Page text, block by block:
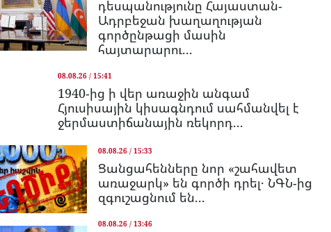
դեսպանությունը Հայաստան-
Ադրբեջան խաղաղության
գործընթացի մասին
հայտարարու...
08.08.26 / 15:41
1940-ից ի վեր առաջին անգամ
Հյուսիսային կիսագնդում սահմանվել է
ջերմաստիճանային ռեկորդ...
08.08.26 / 15:33
Ցանցահենները նոր «շահավետ
առաջարկ» են գործի դրել․ ՆԳՆ-ից
զգուշացնում են...
08.08.26 / 13:46